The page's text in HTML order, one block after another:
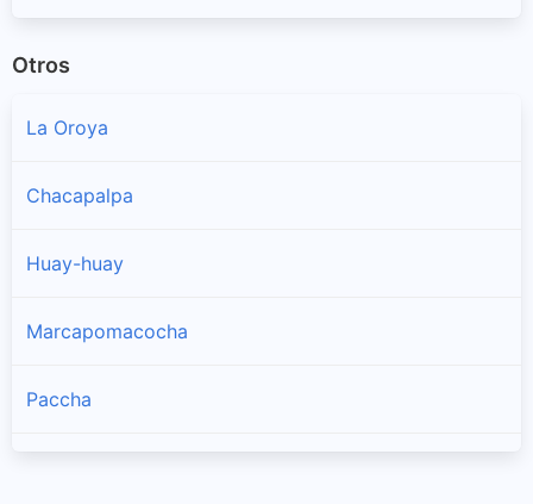
Otros
La Oroya
Chacapalpa
Huay-huay
Marcapomacocha
Paccha